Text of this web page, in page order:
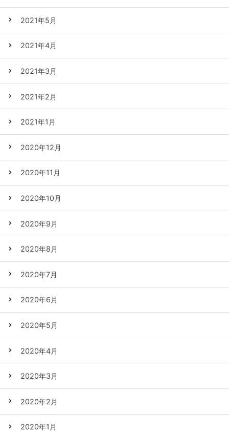
2021年5月
2021年4月
2021年3月
2021年2月
2021年1月
2020年12月
2020年11月
2020年10月
2020年9月
2020年8月
2020年7月
2020年6月
2020年5月
2020年4月
2020年3月
2020年2月
2020年1月